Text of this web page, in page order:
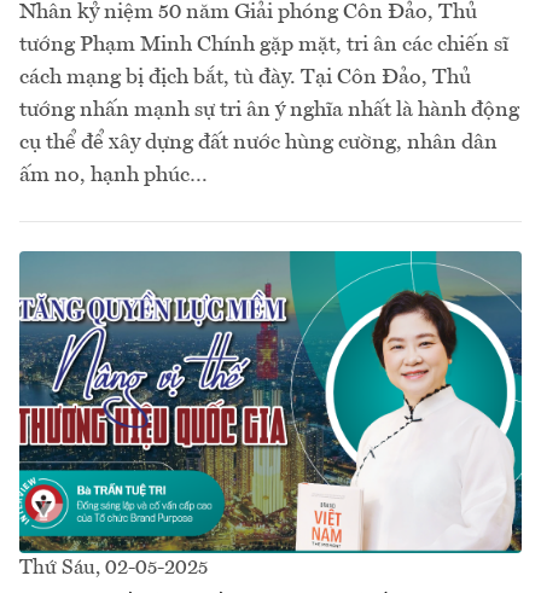
Nhân kỷ niệm 50 năm Giải phóng Côn Đảo, Thủ
tướng Phạm Minh Chính gặp mặt, tri ân các chiến sĩ
cách mạng bị địch bắt, tù đày. Tại Côn Đảo, Thủ
tướng nhấn mạnh sự tri ân ý nghĩa nhất là hành động
cụ thể để xây dựng đất nước hùng cường, nhân dân
ấm no, hạnh phúc…
Thứ Sáu, 02-05-2025